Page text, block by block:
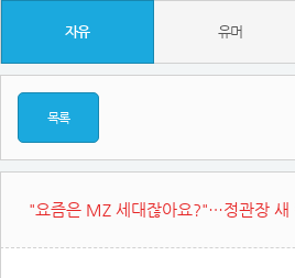
자유 유머
목록
"요즘은 MZ 세대잖아요?"…정관장 새